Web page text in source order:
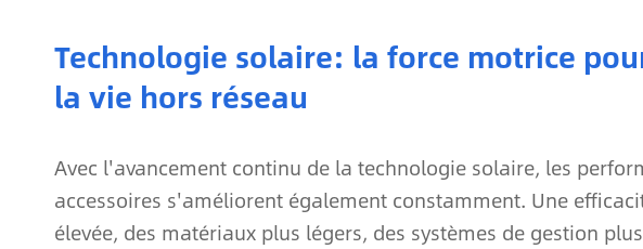
Technologie solaire: la force motrice
la vie hors réseau
Avec l'avancement continu de la technologie solaire, les
accessoires s'améliorent également constamment. Une
élevée, des matériaux plus légers, des systèmes de gestion